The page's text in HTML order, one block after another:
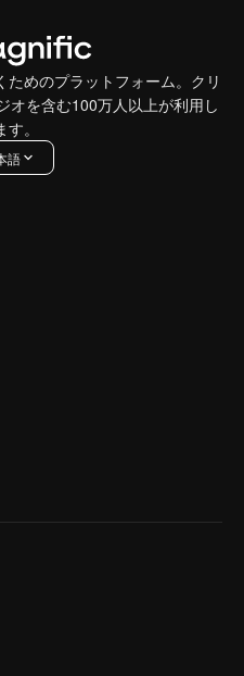
めのプラットフォーム。クリ
オを含む100万人以上が利用し
。
語